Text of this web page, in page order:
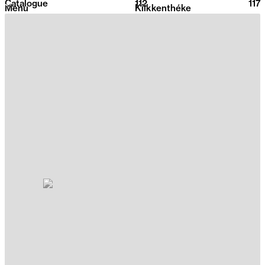
2026
Klikkenthéke
Menu
Catalogue 112 117